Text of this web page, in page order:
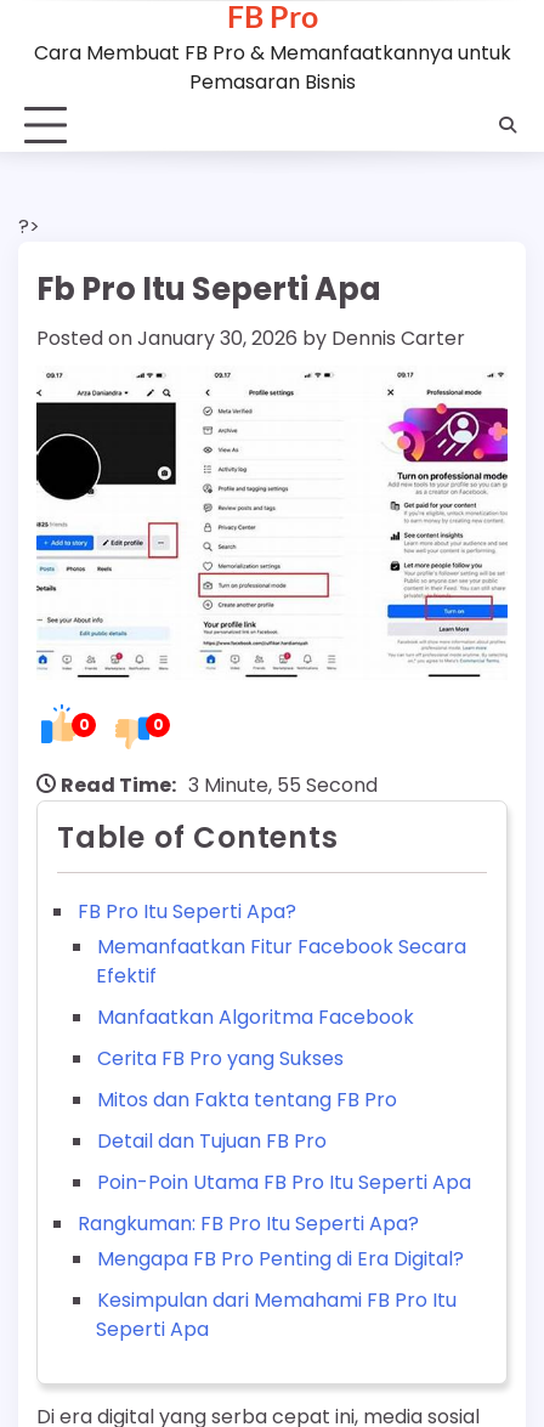
FB Pro
Cara Membuat FB Pro & Memanfaatkannya untuk
Pemasaran Bisnis
?>
Fb Pro Itu Seperti Apa
Posted onJanuary 30, 2026 by Dennis Carter
0 0
Read Time: 3 Minute, 55 Second
Table of Contents
FB Pro Itu Seperti Apa?
Memanfaatkan Fitur Facebook Secara
Efektif
Manfaatkan Algoritma Facebook
Cerita FB Pro yang Sukses
Mitos dan Fakta tentang FB Pro
Detail dan Tujuan FB Pro
Poin-Poin Utama FB Pro Itu Seperti Apa
Rangkuman: FB Pro Itu Seperti Apa?
Mengapa FB Pro Penting di Era Digital?
Kesimpulan dari Memahami FB Pro Itu
Seperti Apa
Di era digital yang serba cepat ini, media sosial